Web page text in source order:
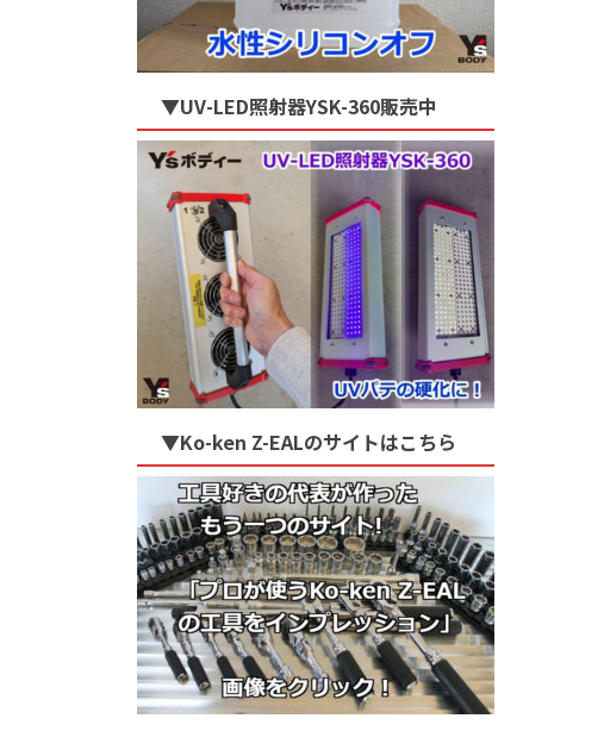
▼UV-LED照射器YSK-360販売中
▼Ko-ken Z-EALのサイトはこちら